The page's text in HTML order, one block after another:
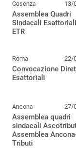
Cosenza 13/
Assemblea Quadri
Sindacali
ETR
Roma 22/
Convocazione
Esattoriali
Ancona 27/
Assemblea quadri
sindacali
Assemblea
Tributi